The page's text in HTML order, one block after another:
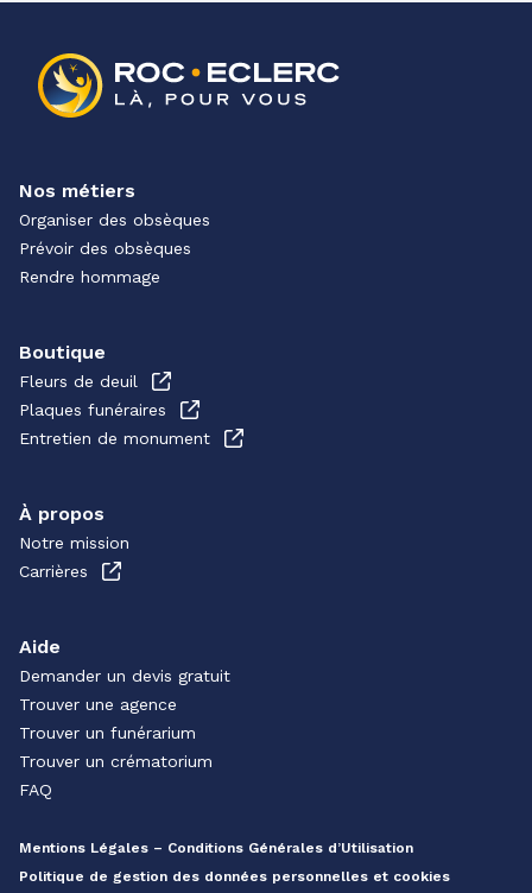
Nos métiers
Organiser des obsèques
Prévoir des obsèques
Rendre hommage
Boutique
Fleurs de deuil
Plaques funéraires
Entretien de monument
À propos
Notre mission
Carrières
Aide
Demander un devis gratuit
Trouver une agence
Trouver un funérarium
Trouver un crématorium
FAQ
Mentions Légales – Conditions Générales d’Utilisation
Politique de gestion des données personnelles et cookies